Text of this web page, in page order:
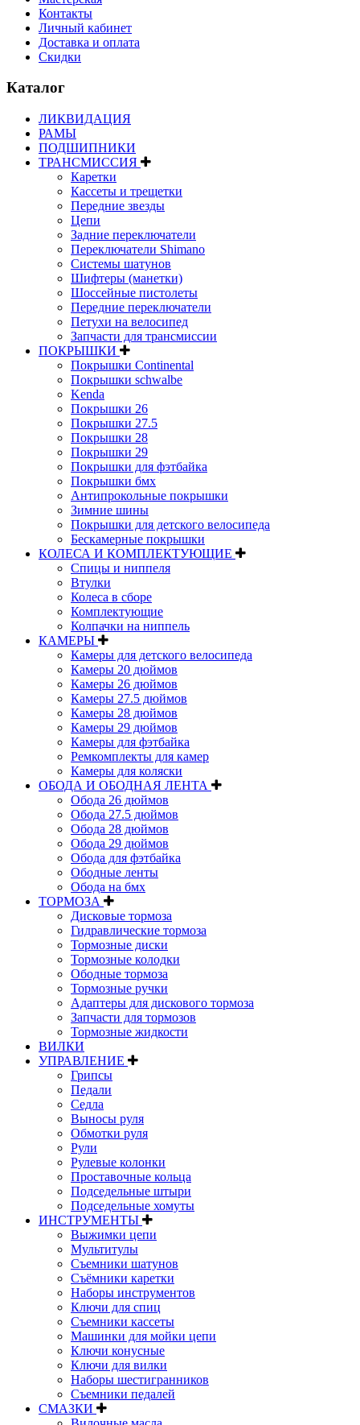
Контакты
Личный кабинет
Доставка и оплата
Скидки
Каталог
ЛИКВИДАЦИЯ
РАМЫ
ПОДШИПНИКИ
ТРАНСМИССИЯ
Каретки
Кассеты и трещетки
Передние звезды
Цепи
Задние переключатели
Переключатели Shimano
Системы шатунов
Шифтеры (манетки)
Шоссейные пистолеты
Передние переключатели
Петухи на велосипед
Запчасти для трансмиссии
ПОКРЫШКИ
Покрышки Continental
Покрышки schwalbe
Kenda
Покрышки 26
Покрышки 27.5
Покрышки 28
Покрышки 29
Покрышки для фэтбайка
Покрышки бмх
Антипрокольные покрышки
Зимние шины
Покрышки для детского велосипеда
Бескамерные покрышки
КОЛЕСА И КОМПЛЕКТУЮЩИЕ
Спицы и ниппеля
Втулки
Колеса в сборе
Комплектующие
Колпачки на ниппель
КАМЕРЫ
Камеры для детского велосипеда
Камеры 20 дюймов
Камеры 26 дюймов
Камеры 27.5 дюймов
Камеры 28 дюймов
Камеры 29 дюймов
Камеры для фэтбайка
Ремкомплекты для камер
Камеры для коляски
ОБОДА И ОБОДНАЯ ЛЕНТА
Обода 26 дюймов
Обода 27.5 дюймов
Обода 28 дюймов
Обода 29 дюймов
Обода для фэтбайка
Ободные ленты
Обода на бмх
ТОРМОЗА
Дисковые тормоза
Гидравлические тормоза
Тормозные диски
Тормозные колодки
Ободные тормоза
Тормозные ручки
Адаптеры для дискового тормоза
Запчасти для тормозов
Тормозные жидкости
ВИЛКИ
УПРАВЛЕНИЕ
Грипсы
Педали
Седла
Выносы руля
Обмотки руля
Рули
Рулевые колонки
Проставочные кольца
Подседельные штыри
Подседельные хомуты
ИНСТРУМЕНТЫ
Выжимки цепи
Мультитулы
Съемники шатунов
Съёмники каретки
Наборы инструментов
Ключи для спиц
Съемники кассеты
Машинки для мойки цепи
Ключи конусные
Ключи для вилки
Наборы шестигранников
Съемники педалей
СМАЗКИ